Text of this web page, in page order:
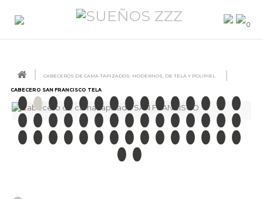
CABECEROS DE CAMA TAPIZADOS: MODERNOS, DE TELA Y POLIPIEL
CABECERO SAN FRANCISCO TELA
0